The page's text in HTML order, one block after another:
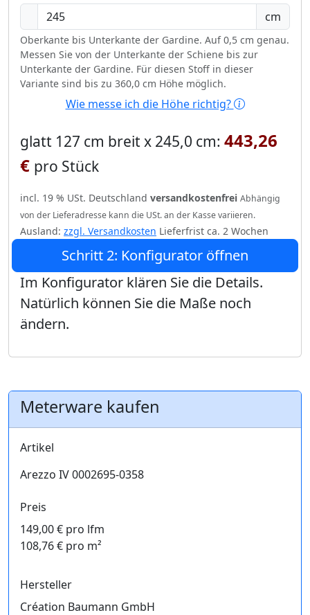
cm
Oberkante bis Unterkante der Gardine. Auf 0,5 cm genau.
Messen Sie von der Unterkante der Schiene bis zur
Unterkante der Gardine. Für diesen Stoff in dieser
Variante sind bis zu 360,0 cm Höhe möglich.
Wie messe ich die Höhe richtig?
glatt 127 cm breit x 245,0 cm: 443,26
€ pro Stück
incl. 19 % USt. Deutschland versandkostenfrei Abhängig
von der Lieferadresse kann die USt. an der Kasse variieren.
Ausland: zzgl. Versandkosten Lieferfrist ca. 2 Wochen
Schritt 2: Konfigurator öffnen
Im Konfigurator klären Sie die Details.
Natürlich können Sie die Maße noch
ändern.
Meterware kaufen
Artikel
Arezzo IV 0002695-0358
Preis
149,00 € pro lfm
108,76 € pro m²
Hersteller
Création Baumann GmbH